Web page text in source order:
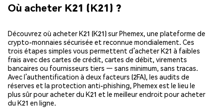
Où acheter K21 (K21) ?
Découvrez où acheter K21 (K21) sur Phemex, une plateforme de
crypto-monnaies sécurisée et reconnue mondialement. Ces
trois étapes simples vous permettent d’acheter K21 à faibles
frais avec des cartes de crédit, cartes de débit, virements
bancaires ou fournisseurs tiers — sans minimum, sans tracas.
Avec l’authentification à deux facteurs (2FA), les audits de
réserves et la protection anti-phishing, Phemex est le lieu le
plus sûr pour acheter du K21 et le meilleur endroit pour acheter
du K21 en ligne.